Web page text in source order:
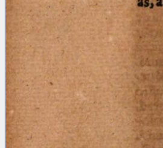
(the underscore) is the placeholder
for exactly one character.
placeholder for no, one or more
than one character.
placeholder for no, one or more
than one character, but not for
blank space (so that a search ends
at word boundaries).
Start
Project
Team
News
Jobs
Publications
Conference